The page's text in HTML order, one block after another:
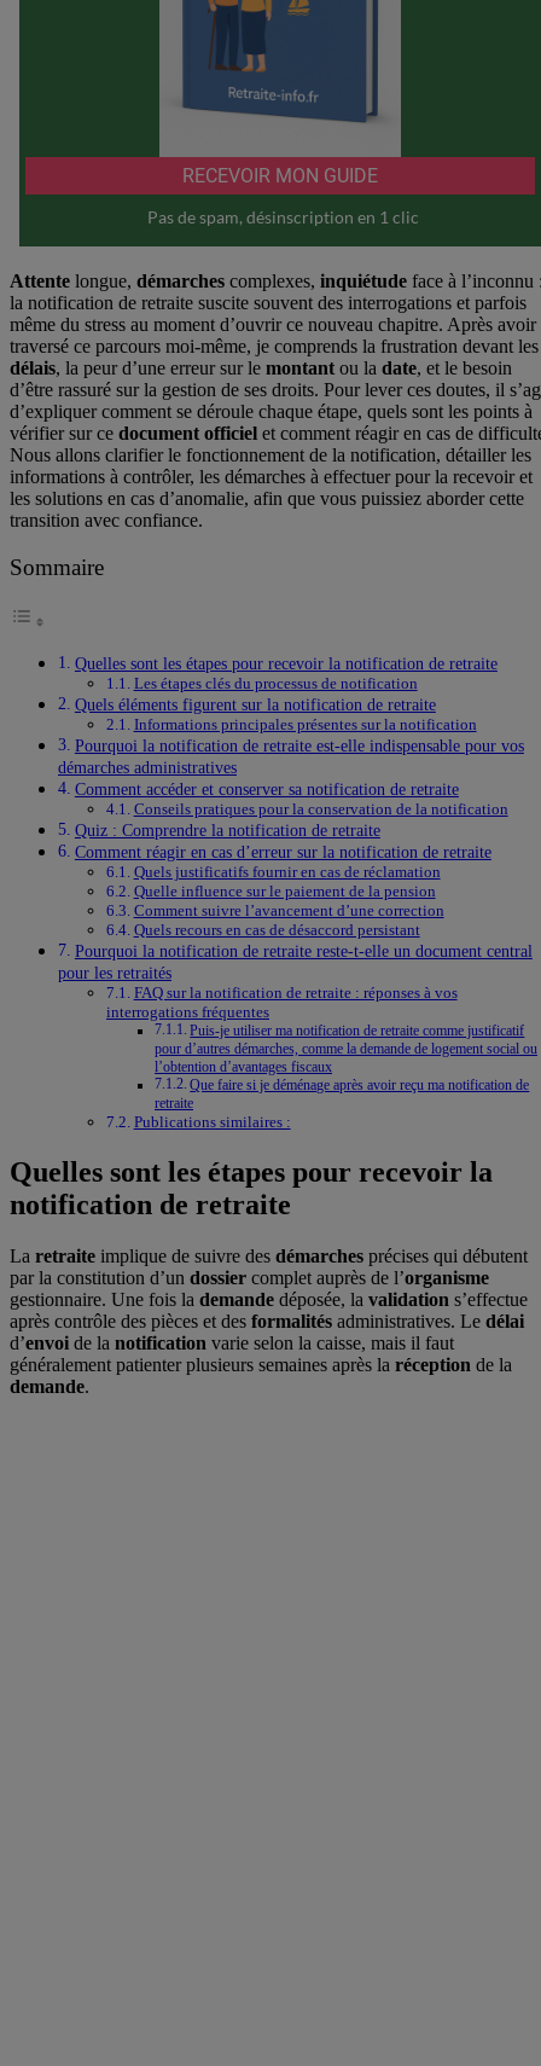
Attente longue, démarches complexes, inquiétude face à l’inconnu
la notification de retraite suscite souvent des interrogations et parfois
même du stress au moment d’ouvrir ce nouveau chapitre. Après avoir
traversé ce parcours moi-même, je comprends la frustration devant les
délais, la peur d’une erreur sur le montant ou la date, et le besoin
d’être rassuré sur la gestion de ses droits. Pour lever ces doutes, il
d’expliquer comment se déroule chaque étape, quels sont les points à
vérifier sur ce document officiel et comment réagir en cas de
Nous allons clarifier le fonctionnement de la notification, détailler les
informations à contrôler, les démarches à effectuer pour la recevoir et
les solutions en cas d’anomalie, afin que vous puissiez aborder cette
transition avec confiance.
Sommaire
Quelles sont les étapes pour recevoir la notification de retraite
Les étapes clés du processus de notification
Quels éléments figurent sur la notification de retraite
Informations principales présentes sur la notification
Pourquoi la notification de retraite est-elle indispensable pour vos
démarches administratives
Comment accéder et conserver sa notification de retraite
Conseils pratiques pour la conservation de la notification
Quiz : Comprendre la notification de retraite
Comment réagir en cas d’erreur sur la notification de retraite
Quels justificatifs fournir en cas de réclamation
Quelle influence sur le paiement de la pension
Comment suivre l’avancement d’une correction
Quels recours en cas de désaccord persistant
Pourquoi la notification de retraite reste-t-elle un document central
pour les retraités
FAQ sur la notification de retraite : réponses à vos
interrogations fréquentes
Puis-je utiliser ma notification de retraite comme justificatif
pour d’autres démarches, comme la demande de logement social ou
l’obtention d’avantages fiscaux
Que faire si je déménage après avoir reçu ma notification de
retraite
Publications similaires :
Quelles sont les étapes pour recevoir la
notification de retraite
La retraite implique de suivre des démarches précises qui débutent
par la constitution d’un dossier complet auprès de l’organisme
gestionnaire. Une fois la demande déposée, la validation s’effectue
après contrôle des pièces et des formalités administratives. Le délai
d’envoi de la notification varie selon la caisse, mais il faut
généralement patienter plusieurs semaines après la réception de la
demande.